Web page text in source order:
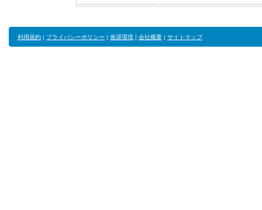
利用規約 | プライバシーポリシー | 推奨環境 | 会社概要 | サイトマップ